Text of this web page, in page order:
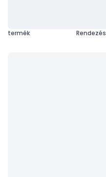
termék Rendezés